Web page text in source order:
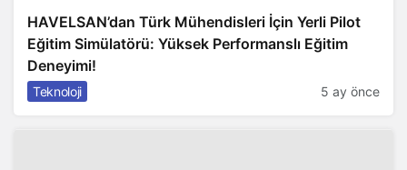
HAVELSAN’dan Türk Mühendisleri İçin Yerli Pilot
Eğitim Simülatörü: Yüksek Performanslı Eğitim
Deneyimi!
Teknoloji 5 ay önce